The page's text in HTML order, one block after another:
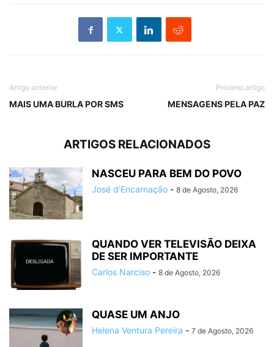
Artigo anterior
MAIS UMA BURLA POR SMS
Próximo artigo
MENSAGENS PELA PAZ
ARTIGOS RELACIONADOS
NASCEU PARA BEM DO POVO
José d'Encarnação - 8 de Agosto, 2026
QUANDO VER TELEVISÃO DEIXA
DE SER IMPORTANTE
Carlos Narciso - 8 de Agosto, 2026
QUASE UM ANJO
Helena Ventura Pereira - 7 de Agosto, 2026